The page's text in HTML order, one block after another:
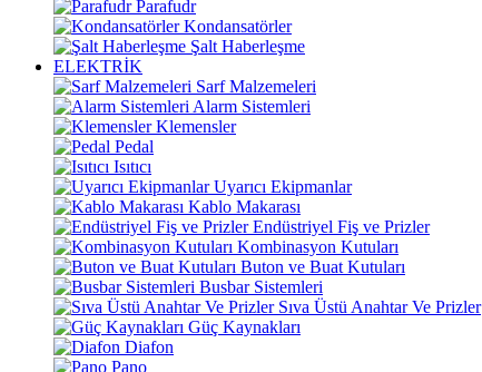
Parafudr
Kondansatörler
Şalt Haberleşme
ELEKTRİK
Sarf Malzemeleri
Alarm Sistemleri
Klemensler
Pedal
Isıtıcı
Uyarıcı Ekipmanlar
Kablo Makarası
Endüstriyel Fiş ve Prizler
Kombinasyon Kutuları
Buton ve Buat Kutuları
Busbar Sistemleri
Sıva Üstü Anahtar Ve Prizler
Güç Kaynakları
Diafon
Pano